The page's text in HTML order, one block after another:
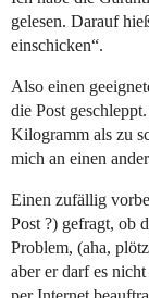
gelesen. Darauf
einschicken“.
Also einen
die Post
Kilogramm als zu
mich an einen
Einen zufällig
Post ?) gefragt, ob
Problem, (aha,
aber er darf es